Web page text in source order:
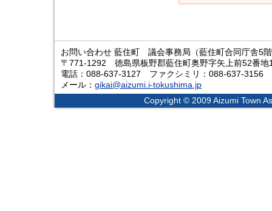
お問い合わせ 藍住町 議会事務局（藍住町合同庁舎5
〒771-1292 徳島県板野郡藍住町奥野字矢上前52番地
電話：088-637-3127 ファクシミリ：088-637-3156
メール： gikai@aizumi.i-tokushima.jp
Copyright © 2009 Aizumi Town